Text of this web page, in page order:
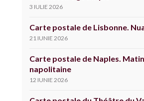
3 IULIE 2026
Carte postale de Lisbonne.
21 IUNIE 2026
Carte postale de Naples.
napolitaine
12 IUNIE 2026